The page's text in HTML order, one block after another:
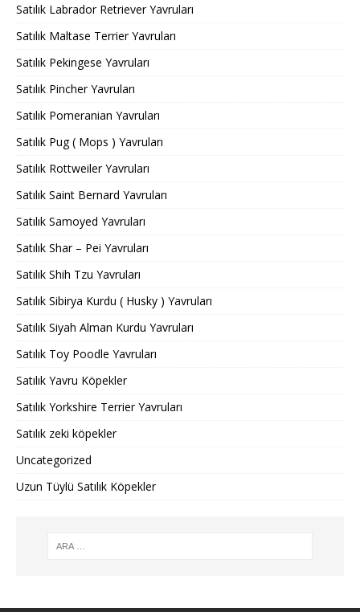
Satılık Labrador Retriever Yavruları
Satılık Maltase Terrier Yavruları
Satılık Pekingese Yavruları
Satılık Pincher Yavruları
Satılık Pomeranian Yavruları
Satılık Pug ( Mops ) Yavruları
Satılık Rottweiler Yavruları
Satılık Saint Bernard Yavruları
Satılık Samoyed Yavruları
Satılık Shar – Pei Yavruları
Satılık Shih Tzu Yavruları
Satılık Sibirya Kurdu ( Husky ) Yavruları
Satılık Siyah Alman Kurdu Yavruları
Satılık Toy Poodle Yavruları
Satılık Yavru Köpekler
Satılık Yorkshire Terrier Yavruları
Satılık zeki köpekler
Uncategorized
Uzun Tüylü Satılık Köpekler